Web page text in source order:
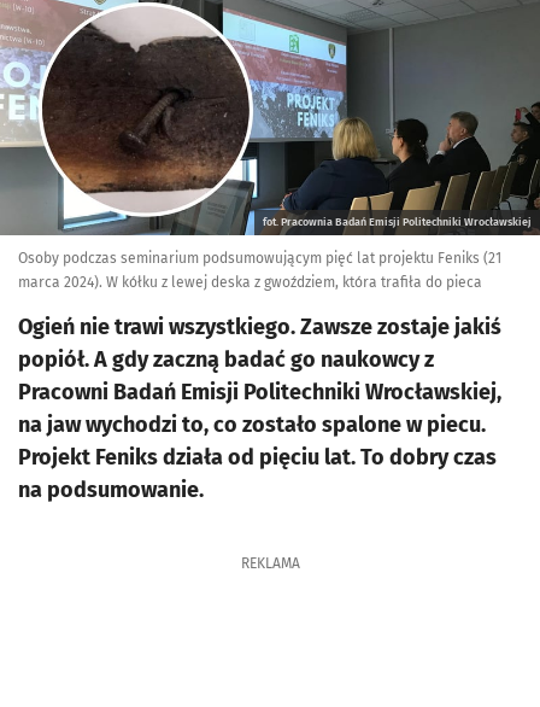
fot. Pracownia Badań Emisji Politechniki Wrocławskiej
Osoby podczas seminarium podsumowującym pięć lat projektu Feniks (21
marca 2024). W kółku z lewej deska z gwoździem, która trafiła do pieca
Ogień nie trawi wszystkiego. Zawsze zostaje jakiś
popiół. A gdy zaczną badać go naukowcy z
Pracowni Badań Emisji Politechniki Wrocławskiej,
na jaw wychodzi to, co zostało spalone w piecu.
Projekt Feniks działa od pięciu lat. To dobry czas
na podsumowanie.
REKLAMA